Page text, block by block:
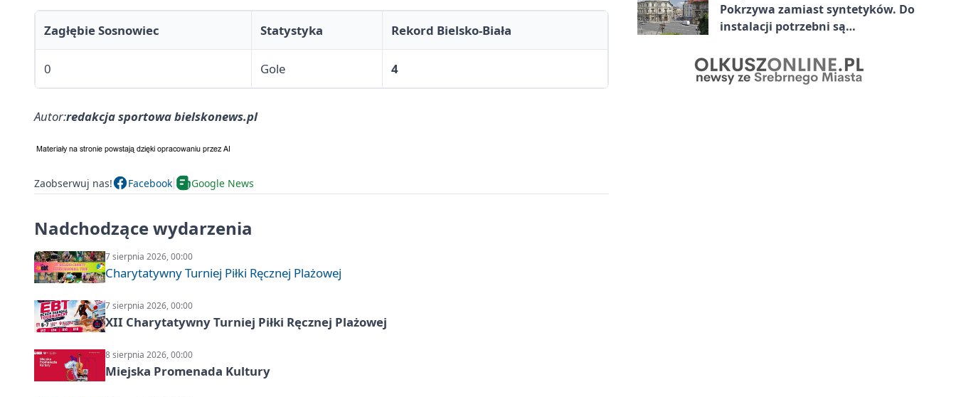
Zagłębie Sosnowiec Statystyka Rekord Bielsko-Biała
0 Gole 4
Autor:redakcja sportowa bielskonews.pl
Zaobserwuj nas! Facebook Google News
Nadchodzące wydarzenia
7 sierpnia 2026, 00:00
Charytatywny Turniej Piłki Ręcznej Plażowej
7 sierpnia 2026, 00:00
XII Charytatywny Turniej Piłki Ręcznej Plażowej
8 sierpnia 2026, 00:00
Miejska Promenada Kultury
Pokrzywa zamiast syntetyków. Do
instalacji potrzebni są